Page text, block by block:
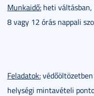
Munkaidő: heti
8 vagy 12 órás nappali
Feladatok:
helységi mintavételi